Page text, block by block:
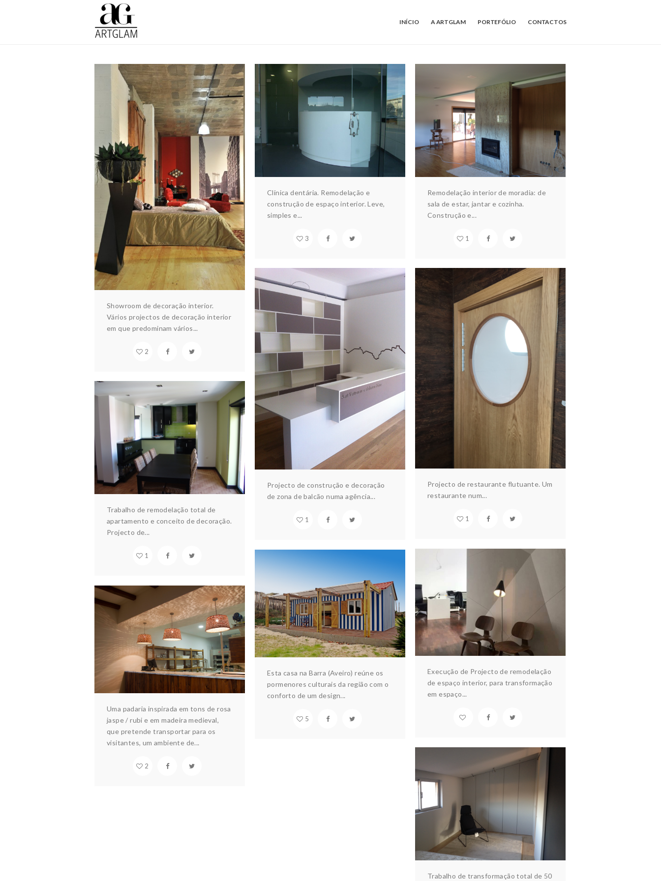
INÍCIO A ARTGLAM PORTEFÓLIO CONTACTOS
MOBILIÁRIO E DECORAÇÃO
Arquitectura & design Interiores
Showroom de decoração interior.
Vários projectos de decoração interior
em que predominam vários...
2
CLÍNICA DENTÁRIA
Arquitectura & design
Construção
Clínica dentária. Remodelação e
construção de espaço interior. Leve,
simples e...
3
MORADIA 2
Arquitectura & design
Interiores
Remodelação interior de moradia: de
sala de estar, jantar e cozinha.
Construção e...
1
FOYER – LUXEMBOURG
Arquitectura & design
Construção
Interiores
Projecto de construção e decoração
de zona de balcão numa agência...
1
RESTAURANTE FLUTUANTE
Arquitectura & design
Hotelaria
Interiores
Projecto de restaurante flutuante. Um
restaurante num...
1
APARTAMENTO ÁGUEDA
Arquitectura & design Habitação
Interiores
Trabalho de remodelação total de
apartamento e conceito de decoração.
Projecto de...
1
WALL 3D…
Arquitectura & design
Construção
Habitação
Hotelaria
Execução de Projecto de remodelação
de espaço interior, para transformação
em espaço...
CASA DA BARRA
Arquitectura & design Construção
Interiores
Esta casa na Barra (Aveiro) reúne os
pormenores culturais da região com o
conforto de um design...
5
PADARIA
Arquitectura & design Construção
Interiores
Uma padaria inspirada em tons de rosa
jaspe / rubi e em madeira medieval,
que pretende transportar para os
visitantes, um ambiente de...
2
APARTAMENTO S. VOUGA
Arquitectura & design Interiores
Trabalho de transformação total de 50